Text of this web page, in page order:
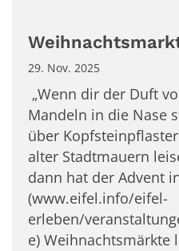
29. Nov. 2025
„Wenn dir der Duft
Mandeln in die Nase
über
alter Stadtmauern
dann hat der Advent
(www.eifel.info/eifel-
erleben/
e) Weihnachtsmärkte